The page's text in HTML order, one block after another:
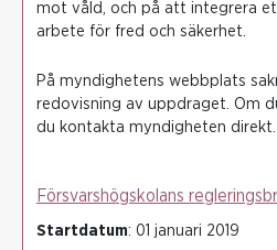
mot våld, och på att integrera
arbete för fred och säkerhet.
På myndighetens webbplats
redovisning av uppdraget. Om
du kontakta myndigheten direkt.
Försvarshögskolans
Startdatum: 01 januari 2019